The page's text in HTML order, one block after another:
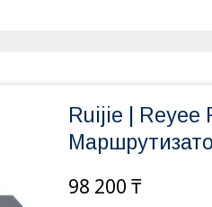
Ruijie | Reyee
98 200 ₸